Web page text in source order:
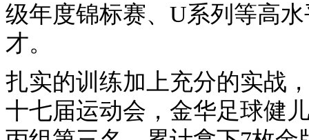
级年度锦标赛、U系列等高
才。
扎实的训练加上充分的实战
十七届运动会，金华足球健